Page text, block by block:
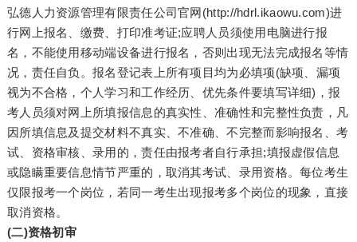
弘德人力资源管理有限责任公司官网(http://hdrl.ikaowu.com)进
行网上报名、缴费、打印准考证;应聘人员须使用电脑进行报
名，不能使用移动端设备进行报名，否则出现无法完成报名等情
况，责任自负。报名登记表上所有项目均为必填项(缺项、漏项
视为不合格，个人学习和工作经历、优先条件要填写详细)，报
考人员须对网上所填报信息的真实性、准确性和完整性负责，凡
因所填信息及提交材料不真实、不准确、不完整而影响报名、考
试、资格审核、录用的，责任由报考者自行承担;填报虚假信息
或隐瞒重要信息情节严重的，取消其考试、录用资格。每位考生
仅限报考一个岗位，若同一考生出现报考多个岗位的现象，直接
取消资格。
(二)资格初审